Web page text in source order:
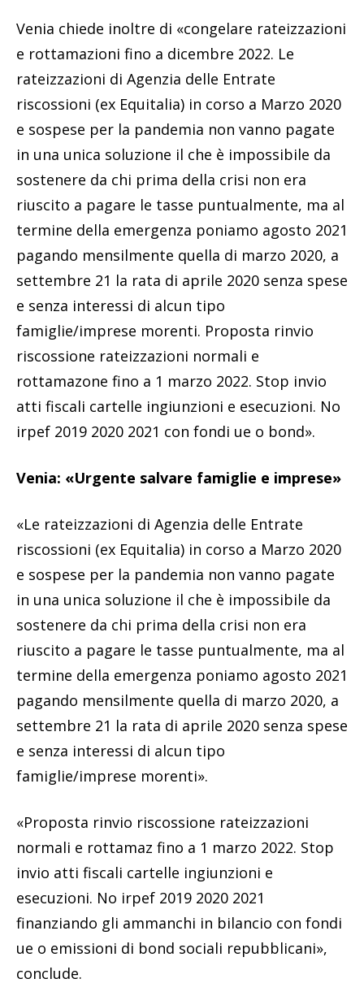
Venia chiede inoltre di «congelare rateizzazioni
e rottamazioni fino a dicembre 2022. Le
rateizzazioni di Agenzia delle Entrate
riscossioni (ex Equitalia) in corso a Marzo 2020
e sospese per la pandemia non vanno pagate
in una unica soluzione il che è impossibile da
sostenere da chi prima della crisi non era
riuscito a pagare le tasse puntualmente, ma al
termine della emergenza poniamo agosto 2021
pagando mensilmente quella di marzo 2020, a
settembre 21 la rata di aprile 2020 senza spese
e senza interessi di alcun tipo
famiglie/imprese morenti. Proposta rinvio
riscossione rateizzazioni normali e
rottamazone fino a 1 marzo 2022. Stop invio
atti fiscali cartelle ingiunzioni e esecuzioni. No
irpef 2019 2020 2021 con fondi ue o bond».
Venia: «Urgente salvare famiglie e imprese»
«Le rateizzazioni di Agenzia delle Entrate
riscossioni (ex Equitalia) in corso a Marzo 2020
e sospese per la pandemia non vanno pagate
in una unica soluzione il che è impossibile da
sostenere da chi prima della crisi non era
riuscito a pagare le tasse puntualmente, ma al
termine della emergenza poniamo agosto 2021
pagando mensilmente quella di marzo 2020, a
settembre 21 la rata di aprile 2020 senza spese
e senza interessi di alcun tipo
famiglie/imprese morenti».
«Proposta rinvio riscossione rateizzazioni
normali e rottamaz fino a 1 marzo 2022. Stop
invio atti fiscali cartelle ingiunzioni e
esecuzioni. No irpef 2019 2020 2021
finanziando gli ammanchi in bilancio con fondi
ue o emissioni di bond sociali repubblicani»,
conclude.